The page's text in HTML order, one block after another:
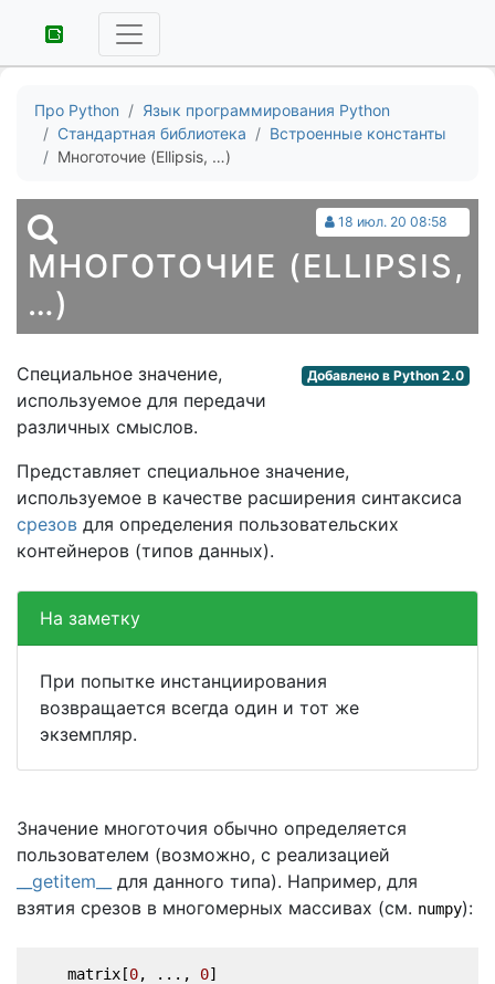
Про Python
Язык программирования Python
Стандартная библиотека
Встроенные константы
Многоточие (Ellipsis, …)
18 июл. 20 08:58
МНОГОТОЧИЕ (ELLIPSIS,
…)
Добавлено в Python 2.0
Специальное значение,
используемое для передачи
различных смыслов.
Представляет специальное значение,
используемое в качестве расширения синтаксиса
срезов для определения пользовательских
контейнеров (типов данных).
На заметку
При попытке инстанциирования
возвращается всегда один и тот же
экземпляр.
Значение многоточия обычно определяется
пользователем (возможно, с реализацией
__getitem__
для данного типа). Например, для
взятия срезов в многомерных массивах (см. numpy):
    matrix[
0, ..., 0]